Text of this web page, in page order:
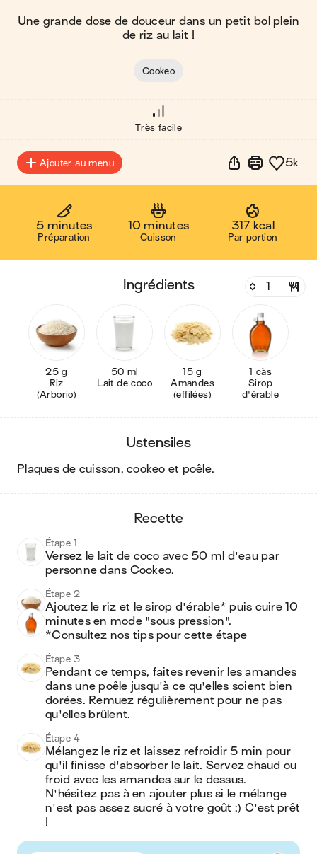
Une grande dose de douceur dans un petit bol plein
de riz au lait !
Cookeo
Très facile
Ajouter au menu 5k
5 minutes
Préparation
10 minutes
Cuisson
317 kcal
Par portion
ingrédients
25 g
Riz
(Arborio)
50 ml
Lait de coco
15 g
Amandes
(effilées)
1 càs
Sirop
d'érable
ustensiles
plaques de cuisson, cookeo et poêle.
recette
Étape 1
Versez le lait de coco avec 50 ml d'eau par
personne dans Cookeo.
Étape 2
Ajoutez le riz et le sirop d'érable* puis cuire 10
minutes en mode "sous pression".
*Consultez nos tips pour cette étape
Étape 3
Pendant ce temps, faites revenir les amandes
dans une poêle jusqu'à ce qu'elles soient bien
dorées. Remuez régulièrement pour ne pas
qu'elles brûlent.
Étape 4
Mélangez le riz et laissez refroidir 5 min pour
qu'il finisse d'absorber le lait. Servez chaud ou
froid avec les amandes sur le dessus.
N'hésitez pas à en ajouter plus si le mélange
n'est pas assez sucré à votre goût ;) C'est prêt
!